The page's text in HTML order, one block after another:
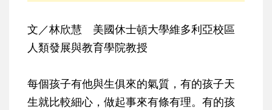
文／林欣慧 美國休士頓大學維多利亞校區
人類發展與教育學院教授
每個孩子有他與生俱來的氣質，有的孩子天
生就比較細心，做起事來有條有理。有的孩